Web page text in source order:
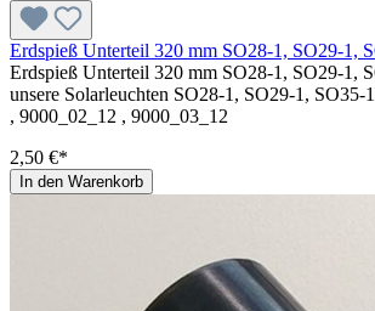
Erdspieß Unterteil 320 mm SO28-1, SO29-1,
Erdspieß Unterteil 320 mm SO28-1, SO29-1,
unsere Solarleuchten SO28-1, SO29-1,
, 9000_02_12 , 9000_03_12
2,50 €*
In den Warenkorb